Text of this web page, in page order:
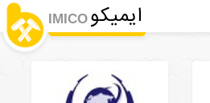
ایمیکو IMICO